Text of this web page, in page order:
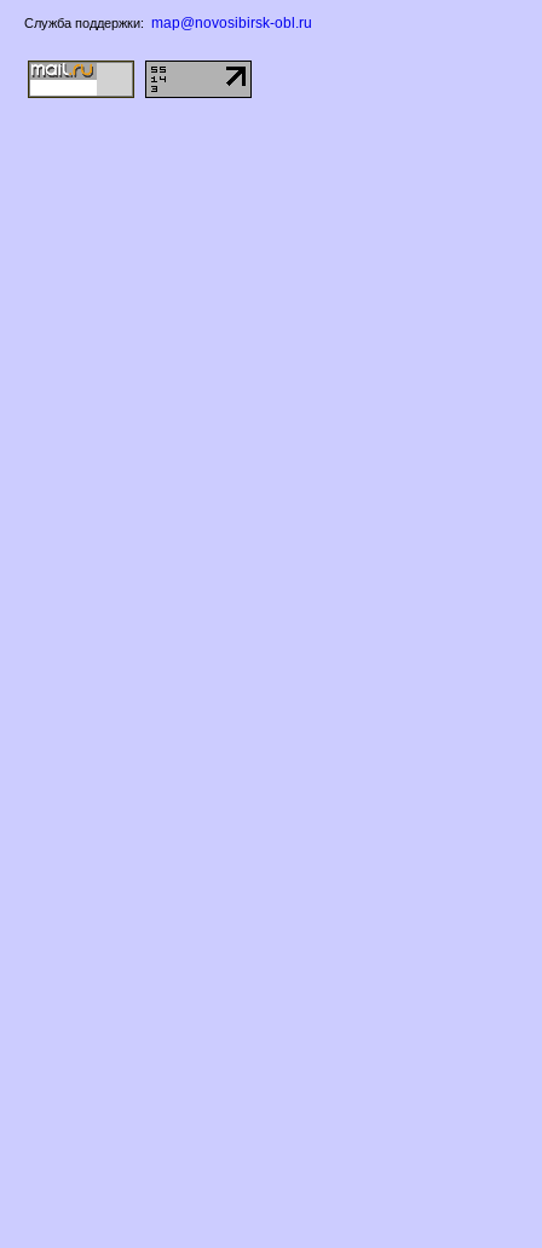
Служба поддержки: map@novosibirsk-obl.ru